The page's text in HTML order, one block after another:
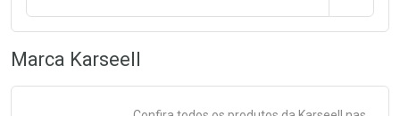
Marca Karseell